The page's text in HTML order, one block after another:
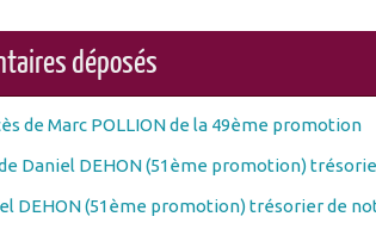
déposés
de Marc POLLION de la 49ème promotion
Daniel DEHON (51ème promotion)
DEHON (51ème promotion) trésorier de